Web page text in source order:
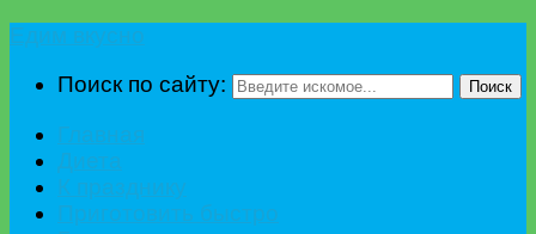
Поиск по сайту:
Поиск